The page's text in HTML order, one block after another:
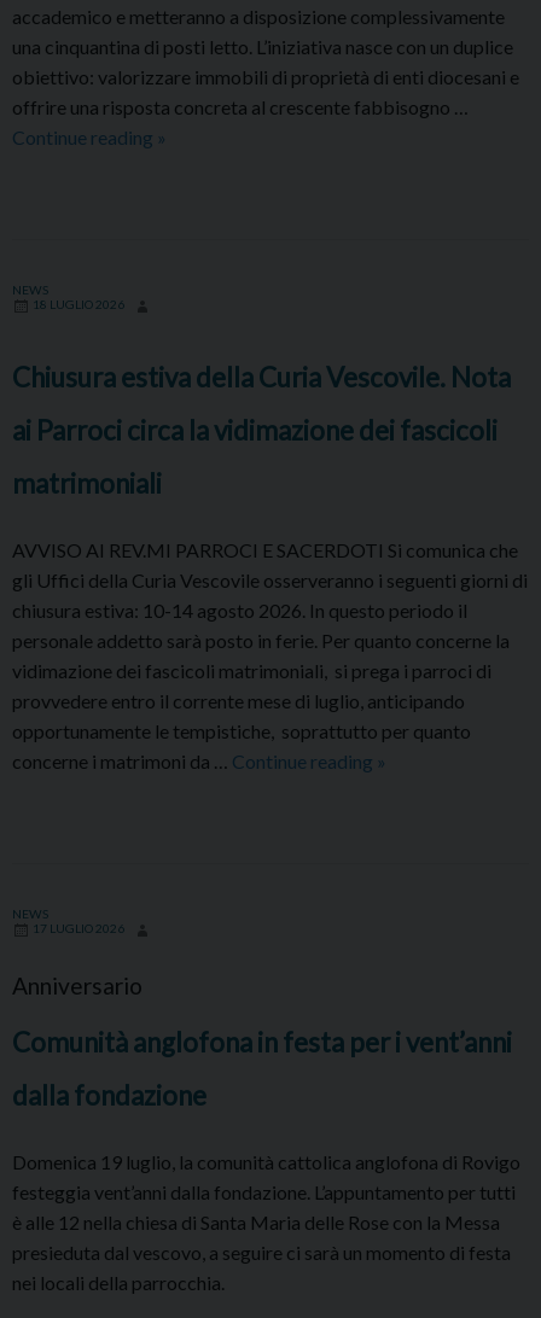
accademico e metteranno a disposizione complessivamente
una cinquantina di posti letto. L’iniziativa nasce con un duplice
obiettivo: valorizzare immobili di proprietà di enti diocesani e
offrire una risposta concreta al crescente fabbisogno …
Continue reading Due
»
NEWS
18 LUGLIO 2026
Chiusura estiva della Curia Vescovile. Nota
ai Parroci circa la vidimazione dei fascicoli
matrimoniali
AVVISO AI REV.MI PARROCI E SACERDOTI Si comunica che
gli Uffici della Curia Vescovile osserveranno i seguenti giorni di
chiusura estiva: 10-14 agosto 2026. In questo periodo il
personale addetto sarà posto in ferie. Per quanto concerne la
vidimazione dei fascicoli matrimoniali, si prega i parroci di
provvedere entro il corrente mese di luglio, anticipando
opportunamente le tempistiche, soprattutto per quanto
concerne i matrimoni da … Continue reading Chiusura
la
matrimoniali
»
NEWS
17 LUGLIO 2026
Anniversario
Comunità anglofona in festa per i vent’anni
dalla fondazione
Domenica 19 luglio, la comunità cattolica anglofona di Rovigo
festeggia vent’anni dalla fondazione. L’appuntamento per tutti
è alle 12 nella chiesa di Santa Maria delle Rose con la Messa
presieduta dal vescovo, a seguire ci sarà un momento di festa
nei locali della parrocchia.